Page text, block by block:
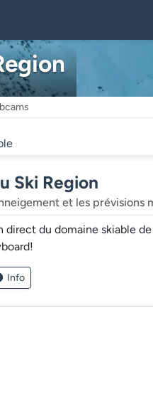
Ski Region
et les prévisions
direct du domaine skiable
Info